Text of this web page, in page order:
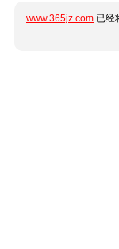
www.365jz.com 已经